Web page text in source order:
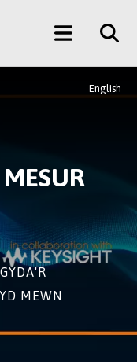
Main
Menu
English
MEWN